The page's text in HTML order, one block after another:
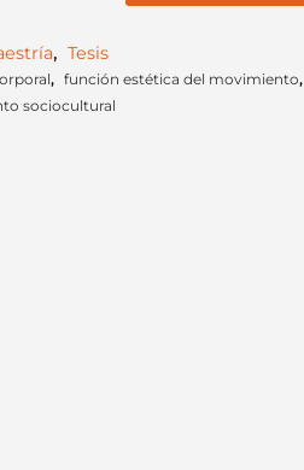
, Tesis
, función estética del movimiento,
sociocultural